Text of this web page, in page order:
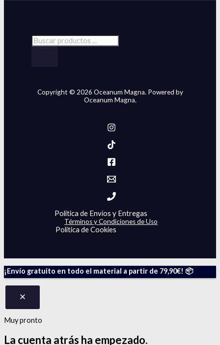
Copyright © 2026 Oceanum Magna. Powered by
Oceanum Magna.
Politica de Envíos y Entregas
Términos y Condiciones de Uso
Politica de Cookies
¡Envío gratuito en todo el material a partir de 79,90€! 📦
Muy pronto
La cuenta atrás ha empezado.